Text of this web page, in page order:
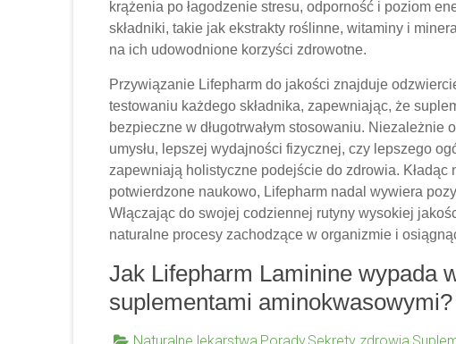
krążenia po łagodzenie stresu, odporność i poziom
składniki, takie jak ekstrakty roślinne, witaminy i
na ich udowodnione korzyści zdrowotne.
Przywiązanie Lifepharm do jakości znajduje
testowaniu każdego składnika, zapewniając, że
bezpieczne w długotrwałym stosowaniu. Niezależnie
umysłu, lepszej wydajności fizycznej, czy lepszego
zapewniają holistyczne podejście do zdrowia. Kładąc
potwierdzone naukowo, Lifepharm nadal wywiera
Włączając do swojej codziennej rutyny wysokiej
naturalne procesy zachodzące w organizmie i
Jak Lifepharm Laminine wypada
suplementami aminokwasowymi?